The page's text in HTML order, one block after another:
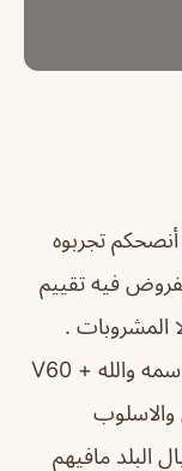
خرااافي أنصحكم تجربوه
فيه تقييم
المشروبات .
بالتوفيق جربت منهم حلى بس نسيت اسمه والله + V60
والاسلوب
البلد مافيهم